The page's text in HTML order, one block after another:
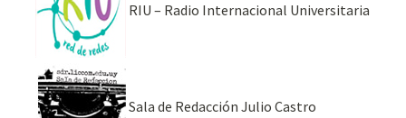
RIU – Radio Internacional Universitaria
Sala de Redacción Julio Castro